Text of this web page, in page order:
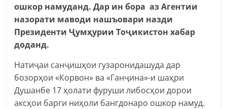
ошкор намуданд.Дар ин бора аз Агентии
назорати маводи нашъовари назди
Президенти Ҷумҳурии Тоҷикистон хабар
доданд.
Натиҷаи санҷишҳои гузаронидашуда дар
бозорҳои «Корвон» ва «Ганҷина»-и шаҳри
Душанбе 17 ҳолати фуруши либосҳои дорои
аксҳои барги ниҳоли бангдонаро ошкор намуд.